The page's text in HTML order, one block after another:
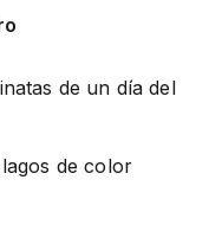
de un día del
de color